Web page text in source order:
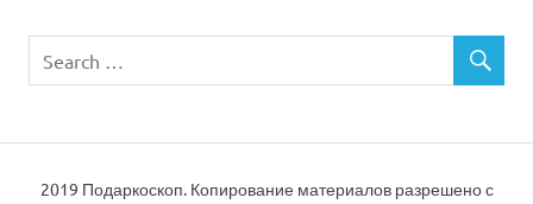
2019 Подаркоскоп. Копирование материалов разрешено с